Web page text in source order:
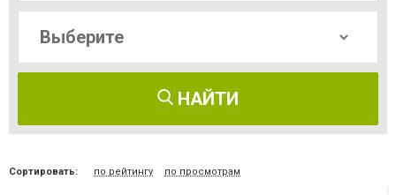
НАЙТИ
Сортировать: по рейтингу по просмотрам